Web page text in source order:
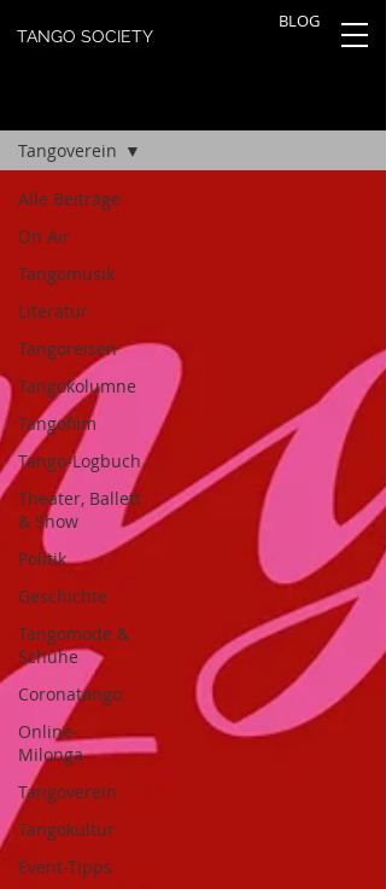
BLOG
TANGO SOCIETY
Alle Beiträge
On Air
Tangomusik
Literatur
Tangoreisen
Tangokolumne
Tangofilm
Tango-Logbuch
Theater, Ballett
& Show
Politik
Geschichte
Tangomode &
Schuhe
Coronatango
Online-
Milonga
Tangoverein
Tangokultur
Event-Tipps
Tangoverein